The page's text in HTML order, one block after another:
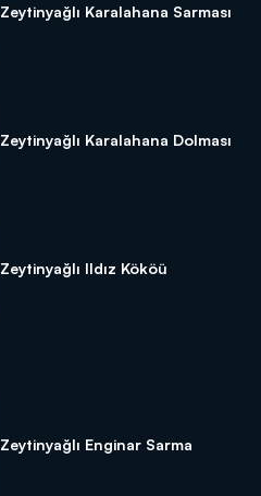
Zeytinyağlı Karalahana Sarması
Zeytinyağlı Karalahana Dolması
Zeytinyağlı Ildız Kököü
Zeytinyağlı Enginar Sarma